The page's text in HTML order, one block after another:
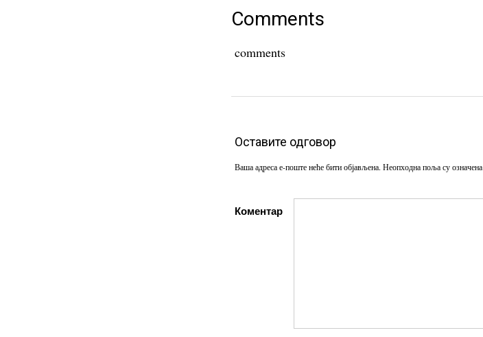
Comments
comments
Оставите одговор
Ваша адреса е-поште неће бити објављена. Неопходна поља су означена
Коментар